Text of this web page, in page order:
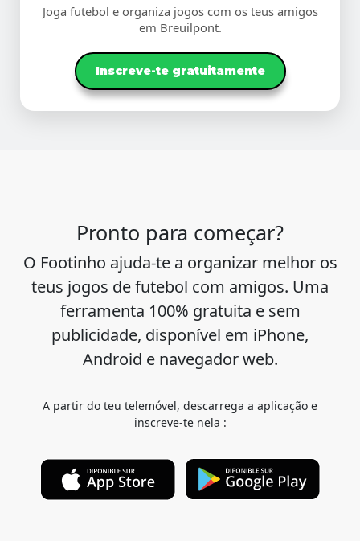
Joga futebol e organiza jogos com os teus amigos
em Breuilpont.
Inscreve-te gratuitamente
Pronto para começar?
O Footinho ajuda-te a organizar melhor os
teus jogos de futebol com amigos. Uma
ferramenta 100% gratuita e sem
publicidade, disponível em iPhone,
Android e navegador web.
A partir do teu telemóvel, descarrega a aplicação e
inscreve-te nela :